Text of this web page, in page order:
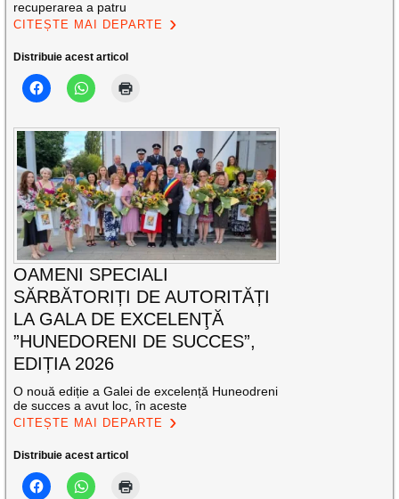
recuperarea a patru
CITEȘTE MAI DEPARTE
Distribuie acest articol
OAMENI SPECIALI
SĂRBĂTORIȚI DE AUTORITĂȚI
LA GALA DE EXCELENŢĂ
”HUNEDORENI DE SUCCES”,
EDIȚIA 2026
O nouă ediție a Galei de excelență Huneodreni
de succes a avut loc, în aceste
CITEȘTE MAI DEPARTE
Distribuie acest articol